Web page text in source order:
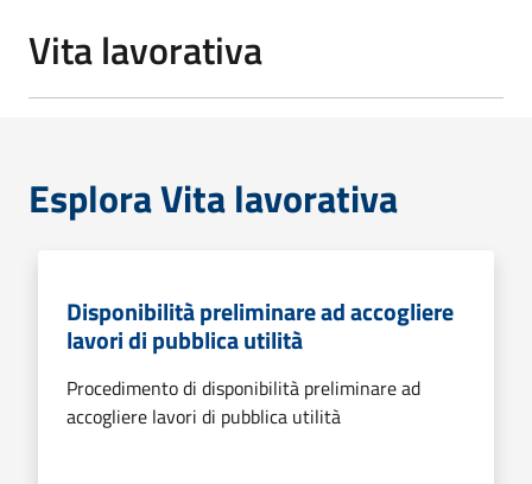
Vita lavorativa
Esplora Vita lavorativa
Disponibilità preliminare ad accogliere
lavori di pubblica utilità
Procedimento di disponibilità preliminare ad
accogliere lavori di pubblica utilità